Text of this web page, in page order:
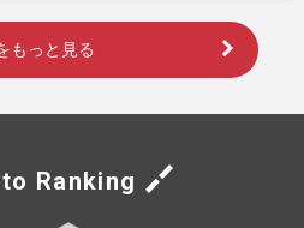
もっと見る
Ranking